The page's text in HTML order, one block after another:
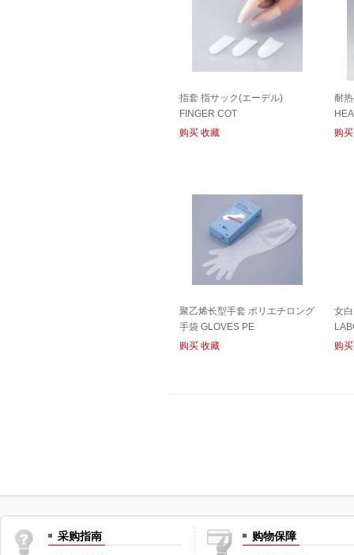
指套 指サック(エーデル)
FINGER COT
购买 收藏
耐
购买
聚乙烯长型手套 ポリエチロング
手袋 GLOVES PE
购买 收藏
女
购买
采购指南 购物保障